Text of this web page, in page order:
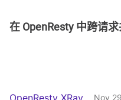
在 OpenResty 中跨请
OpenResty XRay Nov